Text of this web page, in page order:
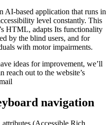
AI-based application that runs in
level constantly. This
HTML, adapts Its functionality
by the blind users, and for
with motor impairments.
ideas for improvement, we’ll
reach out to the website’s
navigation
(Accessible Rich